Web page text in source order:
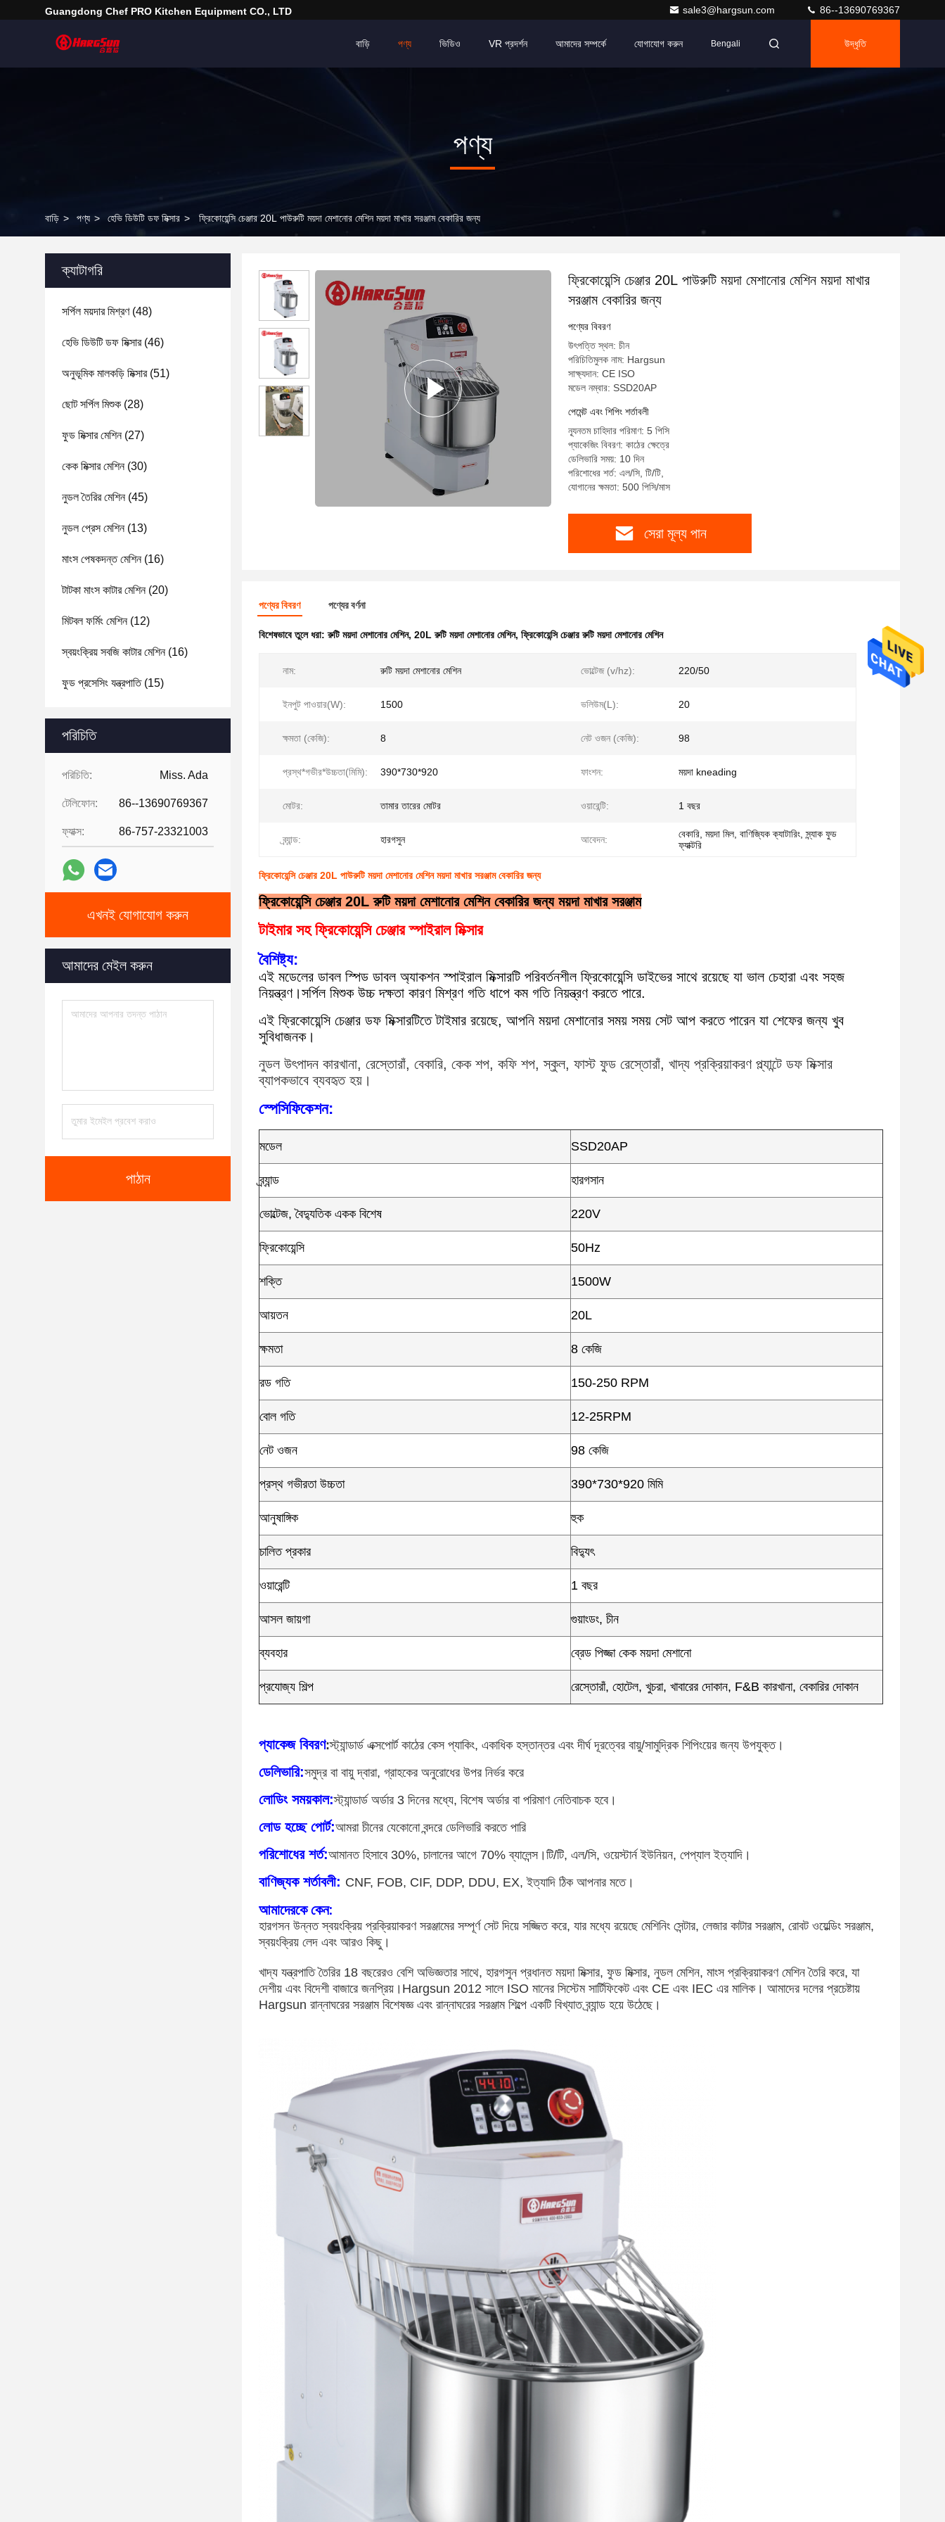
Guangdong Chef PRO Kitchen Equipment CO., LTD sale3@hargsun.com 86--13690769367
বাড়ি পণ্য ভিডিও VR প্রদর্শন আমাদের সম্পর্কে যোগাযোগ করুন Bengali উদ্ধৃতি
পণ্য
বাড়ি > পণ্য > হেভি ডিউটি ​​ডফ মিক্সার > ফ্রিকোয়েন্সি চেঞ্জার 20L পাউরুটি ময়দা মেশানোর মেশিন ময়দা মাখার সরঞ্জাম বেকারির জন্য
ক্যাটাগরি
সর্পিল ময়দার মিশ্রণ(48)
হেভি ডিউটি ​​ডফ মিক্সার(46)
অনুভূমিক মালকড়ি মিক্সার(51)
ছোট সর্পিল মিশুক (28)
ফুড মিক্সার মেশিন(27)
কেক মিক্সার মেশিন(30)
নুডল তৈরির মেশিন(45)
নুডল প্রেস মেশিন(13)
মাংস পেষকদন্ত মেশিন(16)
টাটকা মাংস কাটার মেশিন(20)
মিটবল ফর্মিং মেশিন(12)
স্বয়ংক্রিয় সবজি কাটার মেশিন(16)
ফুড প্রসেসিং যন্ত্রপাতি(15)
পরিচিতি
পরিচিতি: Miss. Ada
টেলিফোন: 86--13690769367
ফ্যাক্স: 86-757-23321003
এখনই যোগাযোগ করুন
আমাদের মেইল ​​করুন
পাঠান
ফ্রিকোয়েন্সি চেঞ্জার 20L পাউরুটি ময়দা মেশানোর মেশিন ময়দা মাখার
সরঞ্জাম বেকারির জন্য
পণ্যের বিবরণ
উৎপত্তি স্থল: চীন
পরিচিতিমুলক নাম: Hargsun
সাক্ষ্যদান: CE ISO
মডেল নম্বার: SSD20AP
পেমেন্ট এবং শিপিং শর্তাবলী
ন্যূনতম চাহিদার পরিমাণ: 5 পিসি
প্যাকেজিং বিবরণ: কাঠের ক্ষেত্রে
ডেলিভারি সময়: 10 দিন
পরিশোধের শর্ত: এল/সি, টি/টি,
যোগানের ক্ষমতা: 500 পিসি/মাস
সেরা মূল্য পান
পণ্যের বিবরণ পণ্যের বর্ণনা
বিশেষভাবে তুলে ধরা:রুটি ময়দা মেশানোর মেশিন, 20L রুটি ময়দা মেশানোর মেশিন, ফ্রিকোয়েন্সি চেঞ্জার রুটি ময়দা মেশানোর মেশিন
নাম: রুটি ময়দা মেশানোর মেশিন ভোল্টেজ (v/hz): 220/50
ইনপুট পাওয়ার(W): 1500 ভলিউম(L): 20
ক্ষমতা (কেজি): 8 নেট ওজন (কেজি): 98
প্রস্থ*গভীর*উচ্চতা(মিমি): 390*730*920 ফাংশন: ময়দা kneading
মোটর: তামার তারের মোটর ওয়ারেন্টি: 1 বছর
ব্র্যান্ড: হারগসুন আবেদন:
বেকারি, ময়দা মিল, বাণিজ্যিক ক্যাটারিং, স্ন্যাক ফুড
ফ্যাক্টরি
ফ্রিকোয়েন্সি চেঞ্জার 20L পাউরুটি ময়দা মেশানোর মেশিন ময়দা মাখার সরঞ্জাম বেকারির জন্য
ফ্রিকোয়েন্সি চেঞ্জার 20L রুটি ময়দা মেশানোর মেশিন বেকারির জন্য ময়দা মাখার সরঞ্জাম
টাইমার সহ ফ্রিকোয়েন্সি চেঞ্জার স্পাইরাল মিক্সার
বৈশিষ্ট্য:
এই মডেলের ডাবল স্পিড ডাবল অ্যাকশন স্পাইরাল মিক্সারটি পরিবর্তনশীল ফ্রিকোয়েন্সি ডাইভের সাথে রয়েছে যা ভাল চেহারা এবং সহজ
নিয়ন্ত্রণ।সর্পিল মিশুক উচ্চ দক্ষতা কারণ মিশ্রণ গতি ধাপে কম গতি নিয়ন্ত্রণ করতে পারে.
এই ফ্রিকোয়েন্সি চেঞ্জার ডফ মিক্সারটিতে টাইমার রয়েছে, আপনি ময়দা মেশানোর সময় সময় সেট আপ করতে পারেন যা শেফের জন্য খুব
সুবিধাজনক।
নুডল উৎপাদন কারখানা, রেস্তোরাঁ, বেকারি, কেক শপ, কফি শপ, স্কুল, ফাস্ট ফুড রেস্তোরাঁ, খাদ্য প্রক্রিয়াকরণ প্ল্যান্টে ডফ মিক্সার
ব্যাপকভাবে ব্যবহৃত হয়।
স্পেসিফিকেশন:
মডেল SSD20AP
ব্র্যান্ড হারগসান
ভোল্টেজ, বৈদ্যুতিক একক বিশেষ 220V
ফ্রিকোয়েন্সি 50Hz
শক্তি 1500W
আয়তন 20L
ক্ষমতা 8 কেজি
রড গতি 150-250 RPM
বোল গতি 12-25RPM
নেট ওজন 98 কেজি
প্রস্থ গভীরতা উচ্চতা 390*730*920 মিমি
আনুষাঙ্গিক হুক
চালিত প্রকার বিদ্যুৎ
ওয়ারেন্টি 1 বছর
আসল জায়গা গুয়াংডং, চীন
ব্যবহার ব্রেড পিজ্জা কেক ময়দা মেশানো
প্রযোজ্য শিল্প রেস্তোরাঁ, হোটেল, খুচরা, খাবারের দোকান, F&B কারখানা, বেকারির দোকান
প্যাকেজ বিবরণ:স্ট্যান্ডার্ড এক্সপোর্ট কাঠের কেস প্যাকিং, একাধিক হস্তান্তর এবং দীর্ঘ দূরত্বের বায়ু/সামুদ্রিক শিপিংয়ের জন্য উপযুক্ত।
ডেলিভারি:সমুদ্র বা বায়ু দ্বারা, গ্রাহকের অনুরোধের উপর নির্ভর করে
লোডিং সময়কাল:স্ট্যান্ডার্ড অর্ডার 3 দিনের মধ্যে, বিশেষ অর্ডার বা পরিমাণ নেতিবাচক হবে।
লোড হচ্ছে পোর্ট:আমরা চীনের যেকোনো বন্দরে ডেলিভারি করতে পারি
পরিশোধের শর্ত:আমানত হিসাবে 30%, চালানের আগে 70% ব্যালেন্স।টি/টি, এল/সি, ওয়েস্টার্ন ইউনিয়ন, পেপ্যাল ​​ইত্যাদি।
বাণিজ্যক শর্তাবলী: CNF, FOB, CIF, DDP, DDU, EX, ইত্যাদি ঠিক আপনার মতে।
আমাদেরকে কেন:
হারগসন উন্নত স্বয়ংক্রিয় প্রক্রিয়াকরণ সরঞ্জামের সম্পূর্ণ সেট দিয়ে সজ্জিত করে, যার মধ্যে রয়েছে মেশিনিং সেন্টার, লেজার কাটার সরঞ্জাম, রোবট ওয়েল্ডিং সরঞ্জাম,
স্বয়ংক্রিয় লেদ এবং আরও কিছু।
খাদ্য যন্ত্রপাতি তৈরির 18 বছরেরও বেশি অভিজ্ঞতার সাথে, হারগসুন প্রধানত ময়দা মিক্সার, ফুড মিক্সার, নুডল মেশিন, মাংস প্রক্রিয়াকরণ মেশিন তৈরি করে, যা
দেশীয় এবং বিদেশী বাজারে জনপ্রিয়।Hargsun 2012 সালে ISO মানের সিস্টেম সার্টিফিকেট এবং CE এবং IEC এর মালিক। আমাদের দলের প্রচেষ্টায়
Hargsun রান্নাঘরের সরঞ্জাম বিশেষজ্ঞ এবং রান্নাঘরের সরঞ্জাম শিল্পে একটি বিখ্যাত ব্র্যান্ড হয়ে উঠেছে।